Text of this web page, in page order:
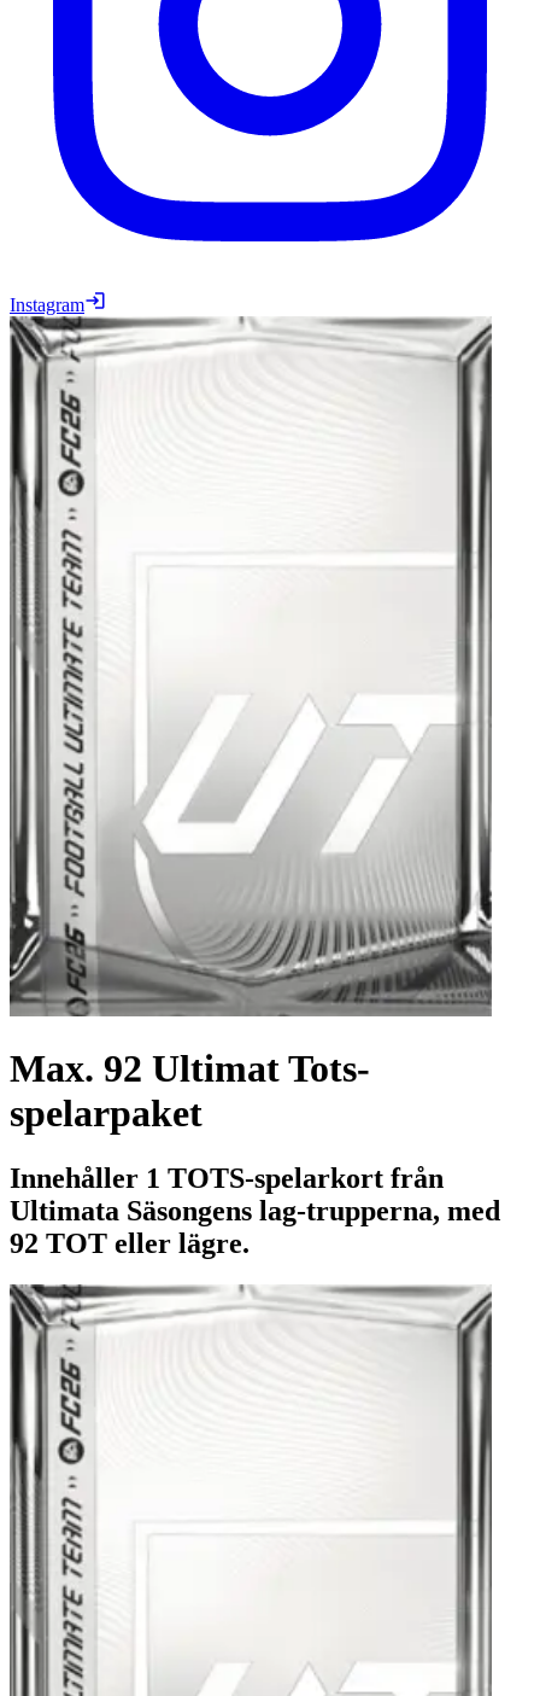
Instagram
Max. 92 Ultimat Tots-
spelarpaket
Innehåller 1 TOTS-spelarkort från
Ultimata Säsongens lag-trupperna, med
92 TOT eller lägre.